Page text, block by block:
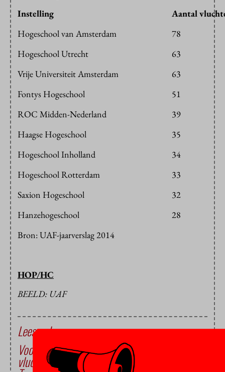
Instelling
Aantal
Hogeschool van Amsterdam
78
Hogeschool Utrecht
63
Vrije Universiteit Amsterdam
63
Fontys Hogeschool
51
ROC Midden-Nederland
39
Haagse Hogeschool
35
Hogeschool Inholland
34
Hogeschool Rotterdam
33
Saxion Hogeschool
32
Hanzehogeschool
28
Bron: UAF-jaarverslag 2014
HOP/HC
BEELD: UAF
Lees ook
Vooral instellingen met veel Oekraïense
vluchtelingstudenten stoppen steun